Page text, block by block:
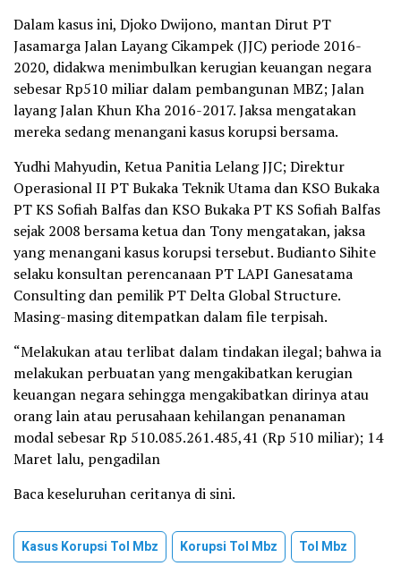
Dalam kasus ini, Djoko Dwijono, mantan Dirut PT
Jasamarga Jalan Layang Cikampek (JJC) periode 2016-
2020, didakwa menimbulkan kerugian keuangan negara
sebesar Rp510 miliar dalam pembangunan MBZ; Jalan
layang Jalan Khun Kha 2016-2017. Jaksa mengatakan
mereka sedang menangani kasus korupsi bersama.
Yudhi Mahyudin, Ketua Panitia Lelang JJC; Direktur
Operasional II PT Bukaka Teknik Utama dan KSO Bukaka
PT KS Sofiah Balfas dan KSO Bukaka PT KS Sofiah Balfas
sejak 2008 bersama ketua dan Tony mengatakan, jaksa
yang menangani kasus korupsi tersebut. Budianto Sihite
selaku konsultan perencanaan PT LAPI Ganesatama
Consulting dan pemilik PT Delta Global Structure.
Masing-masing ditempatkan dalam file terpisah.
“Melakukan atau terlibat dalam tindakan ilegal; bahwa ia
melakukan perbuatan yang mengakibatkan kerugian
keuangan negara sehingga mengakibatkan dirinya atau
orang lain atau perusahaan kehilangan penanaman
modal sebesar Rp 510.085.261.485,41 (Rp 510 miliar); 14
Maret lalu, pengadilan
Baca keseluruhan ceritanya di sini.
Kasus Korupsi Tol Mbz Korupsi Tol Mbz Tol Mbz